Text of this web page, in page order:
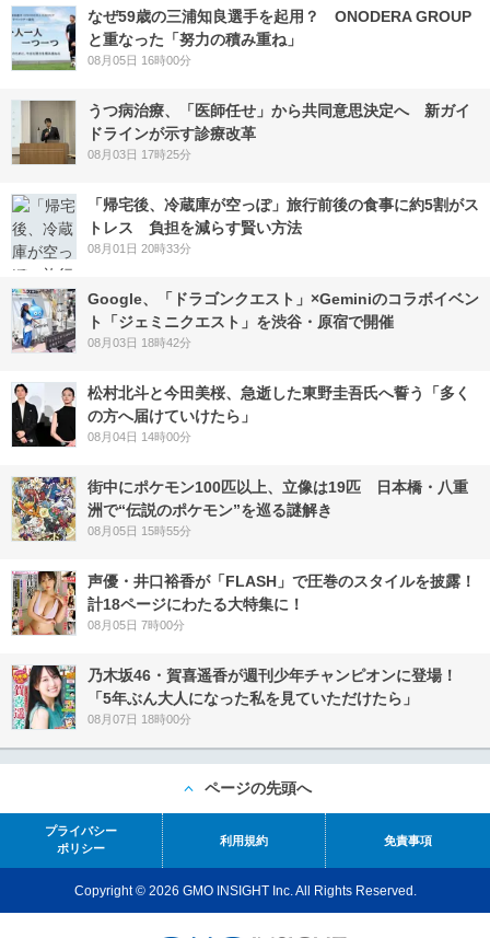
なぜ59歳の三浦知良選手を起用？ ONODERA GROUP
と重なった「努力の積み重ね」
08月05日 16時00分
うつ病治療、「医師任せ」から共同意思決定へ 新ガイ
ドラインが示す診療改革
08月03日 17時25分
「帰宅後、冷蔵庫が空っぽ」旅行前後の食事に約5割がス
トレス 負担を減らす賢い方法
08月01日 20時33分
Google、「ドラゴンクエスト」×Geminiのコラボイベン
ト「ジェミニクエスト」を渋谷・原宿で開催
08月03日 18時42分
松村北斗と今田美桜、急逝した東野圭吾氏へ誓う「多く
の方へ届けていけたら」
08月04日 14時00分
街中にポケモン100匹以上、立像は19匹 日本橋・八重
洲で“伝説のポケモン”を巡る謎解き
08月05日 15時55分
声優・井口裕香が「FLASH」で圧巻のスタイルを披露！
計18ページにわたる大特集に！
08月05日 7時00分
乃木坂46・賀喜遥香が週刊少年チャンピオンに登場！
「5年ぶん大人になった私を見ていただけたら」
08月07日 18時00分
ページの先頭へ
プライバシー
ポリシー
利用規約 免責事項
Copyright © 2026 GMO INSIGHT Inc. All Rights Reserved.